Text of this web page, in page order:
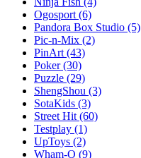
Ogosport (6)
Pandora Box Studio (5)
Pic-n-Mix (2)
PinArt (43)
Poker(30)
Puzzle (29)
ShengShou (3)
SotaKids (3)
Street Hit (60)
Testplay (1)
UpToys (2)
Wham-O (9)